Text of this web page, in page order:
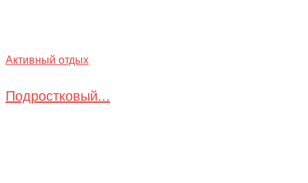
Активный отдых
Подростковый...